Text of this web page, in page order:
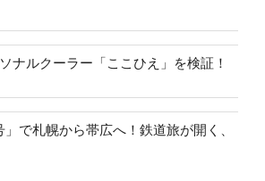
ナルクーラー「ここひえ」を検証！
で札幌から帯広へ！鉄道旅が開く、